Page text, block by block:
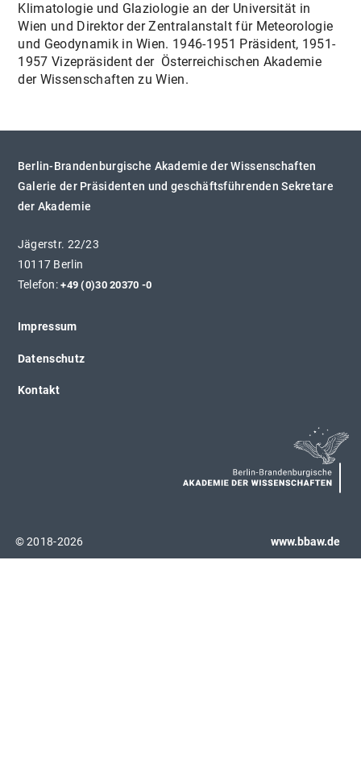
Klimatologie und Glaziologie an der Universität in
Wien und Direktor der Zentralanstalt für Meteorologie
und Geodynamik in Wien. 1946-1951 Präsident, 1951-
1957 Vizepräsident der Österreichischen Akademie
der Wissenschaften zu Wien.
Berlin-Brandenburgische Akademie der Wissenschaften
Galerie der Präsidenten und geschäftsführenden Sekretare
der Akademie
Jägerstr. 22/23
10117 Berlin
Telefon:+49 (0)30 20370 -0
Impressum
Datenschutz
Kontakt
www.bbaw.de
© 2018-2026